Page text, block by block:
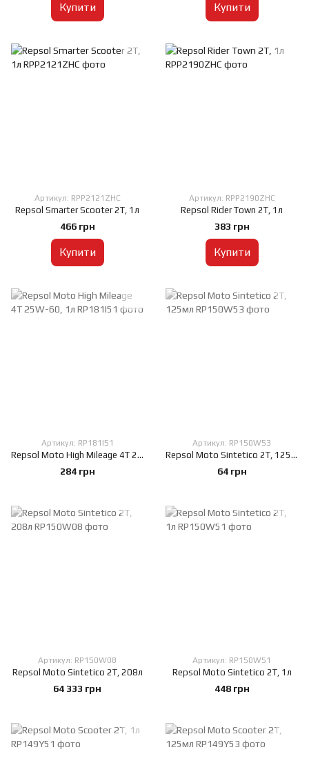
Купити Купити
Артикул: RPP2121ZHC
Repsol Smarter Scooter 2T, 1л
466 грн
Купити
Артикул: RPP2190ZHC
Repsol Rider Town 2T, 1л
383 грн
Купити
Артикул: RP181I51
Repsol Moto High Mileage 4T 25W-60, 1л
284 грн
Артикул: RP150W53
Repsol Moto Sintetico 2T, 125мл
64 грн
Артикул: RP150W08
Repsol Moto Sintetico 2T, 208л
64 333 грн
Артикул: RP150W51
Repsol Moto Sintetico 2T, 1л
448 грн